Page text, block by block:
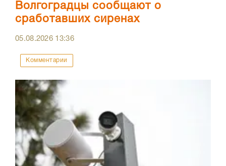
Волгоградцы сообщают о
сработавших сиренах
05.08.2026 13:36
Комментарии